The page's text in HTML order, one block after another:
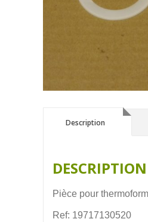
Description
Description
Pièce pour
Ref: 19717130520